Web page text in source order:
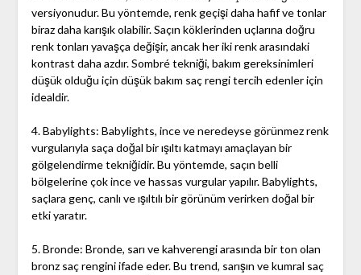
versiyonudur. Bu yöntemde, renk geçişi daha hafif ve tonlar
biraz daha karışık olabilir. Saçın köklerinden uçlarına doğru
renk tonları yavaşça değişir, ancak her iki renk arasındaki
kontrast daha azdır. Sombré tekniği, bakım gereksinimleri
düşük olduğu için düşük bakım saç rengi tercih edenler için
idealdir.
4. Babylights: Babylights, ince ve neredeyse görünmez renk
vurgularıyla saça doğal bir ışıltı katmayı amaçlayan bir
gölgelendirme tekniğidir. Bu yöntemde, saçın belli
bölgelerine çok ince ve hassas vurgular yapılır. Babylights,
saçlara genç, canlı ve ışıltılı bir görünüm verirken doğal bir
etki yaratır.
5. Bronde: Bronde, sarı ve kahverengi arasında bir ton olan
bronz saç rengini ifade eder. Bu trend, sarışın ve kumral saç